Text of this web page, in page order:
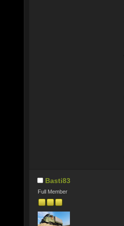
Basti83
Full Member